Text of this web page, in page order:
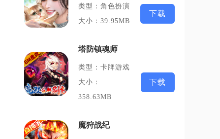
类型：角色扮演
大小：39.95MB
下载
塔防镇魂师
类型：卡牌游戏
大小：
358.63MB
下载
魔狩战纪